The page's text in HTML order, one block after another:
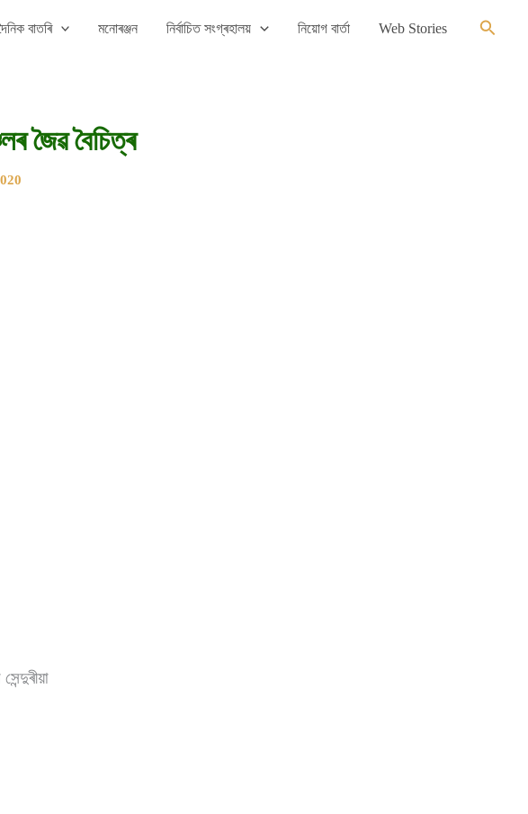
বাতৰি মনোৰঞ্জন নিৰ্বাচিত সংগ্ৰহালয় নিয়োগ বাৰ্তা Web Stories Search
জৈৱ বৈচিত্ৰ